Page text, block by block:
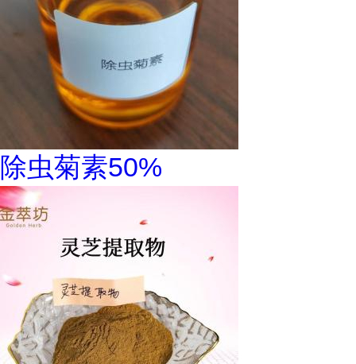
除虫菊素50%